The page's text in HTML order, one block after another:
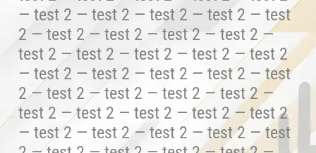
— test 2 — test 2 — test 2 — test 2 — test
2 — test 2 — test 2 — test 2 — test 2 —
test 2 — test 2 — test 2 — test 2 — test 2
— test 2 — test 2 — test 2 — test 2 — test
2 — test 2 — test 2 — test 2 — test 2 —
test 2 — test 2 — test 2 — test 2 — test 2
— test 2 — test 2 — test 2 — test 2 — test